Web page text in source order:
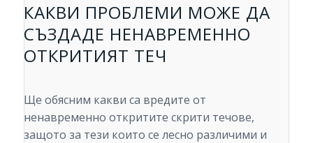
КАКВИ ПРОБЛЕМИ МОЖЕ ДА
СЪЗДАДЕ НЕНАВРЕМЕННО
ОТКРИТИЯТ ТЕЧ
Ще обясним какви са вредите от
ненавременно откритите скрити течове,
защото за тези които се лесно различими и